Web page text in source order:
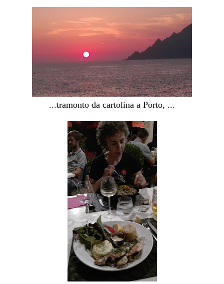
...tramonto da cartolina a Porto, ...